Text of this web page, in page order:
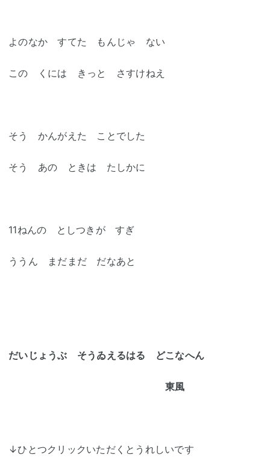
よのなか すてた もんじゃ ない
この くには きっと さすけねえ
そう かんがえた ことでした
そう あの ときは たしかに
11ねんの としつきが すぎ
ううん まだまだ だなあと
だいじょうぶ そうゐえるはる どこなへん
東風
↓ひとつクリックいただくとうれしいです